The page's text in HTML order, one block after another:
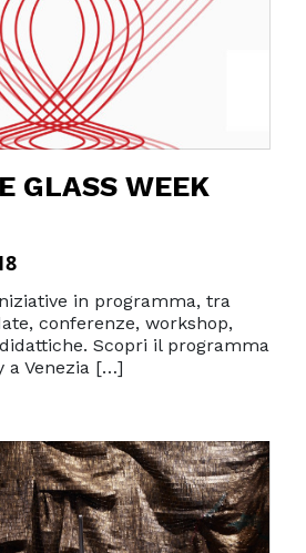
GLASS WEEK
in programma, tra
conferenze, workshop,
Scopri il programma
a Venezia […]